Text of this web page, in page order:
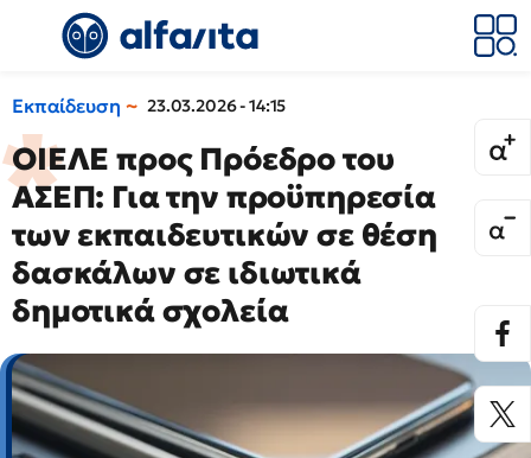
Εκπαίδευση 23.03.2026 - 14:15
ΟΙΕΛΕ προς Πρόεδρο του
ΑΣΕΠ: Για την προϋπηρεσία
των εκπαιδευτικών σε θέση
δασκάλων σε ιδιωτικά
δημοτικά σχολεία